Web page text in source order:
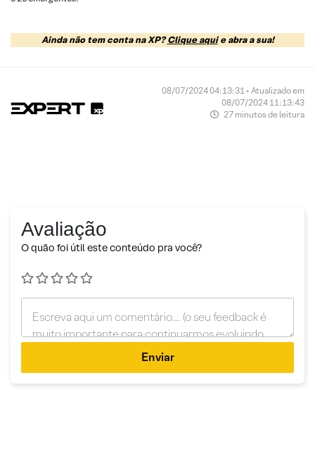
Ainda não tem conta na XP?Clique aquie abra a sua!
08/07/2024 04:13:31 • Atualizado em
08/07/2024 11:13:43
27 minutos de leitura
Avaliação
O quão foi útil este conteúdo pra você?
Enviar